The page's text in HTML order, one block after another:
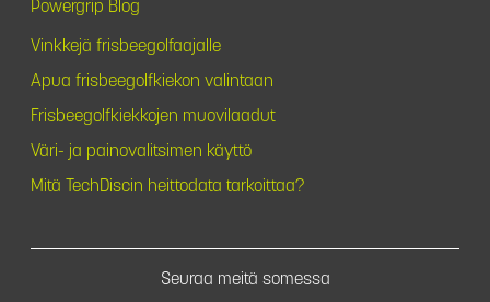
Powergrip Blog
Vinkkejä frisbeegolfaajalle
Apua frisbeegolfkiekon valintaan
Frisbeegolfkiekkojen muovilaadut
Väri- ja painovalitsimen käyttö
Mitä TechDiscin heittodata tarkoittaa?
Seuraa meitä somessa